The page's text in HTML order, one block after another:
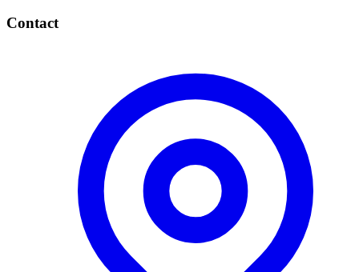
Contact